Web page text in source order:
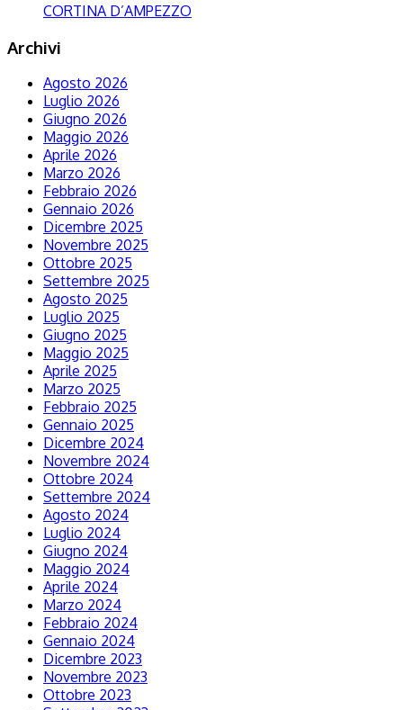
CORTINA D’AMPEZZO
Archivi
Agosto 2026
Luglio 2026
Giugno 2026
Maggio 2026
Aprile 2026
Marzo 2026
Febbraio 2026
Gennaio 2026
Dicembre 2025
Novembre 2025
Ottobre 2025
Settembre 2025
Agosto 2025
Luglio 2025
Giugno 2025
Maggio 2025
Aprile 2025
Marzo 2025
Febbraio 2025
Gennaio 2025
Dicembre 2024
Novembre 2024
Ottobre 2024
Settembre 2024
Agosto 2024
Luglio 2024
Giugno 2024
Maggio 2024
Aprile 2024
Marzo 2024
Febbraio 2024
Gennaio 2024
Dicembre 2023
Novembre 2023
Ottobre 2023